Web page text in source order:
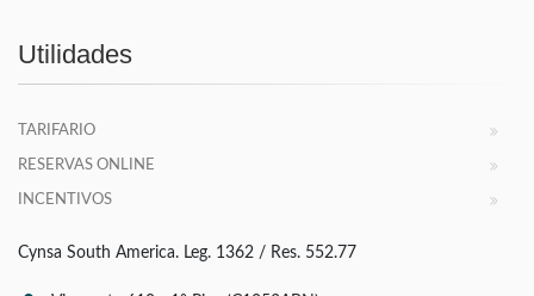
Utilidades
TARIFARIO
RESERVAS ONLINE
INCENTIVOS
Cynsa South America. Leg. 1362 / Res. 552.77